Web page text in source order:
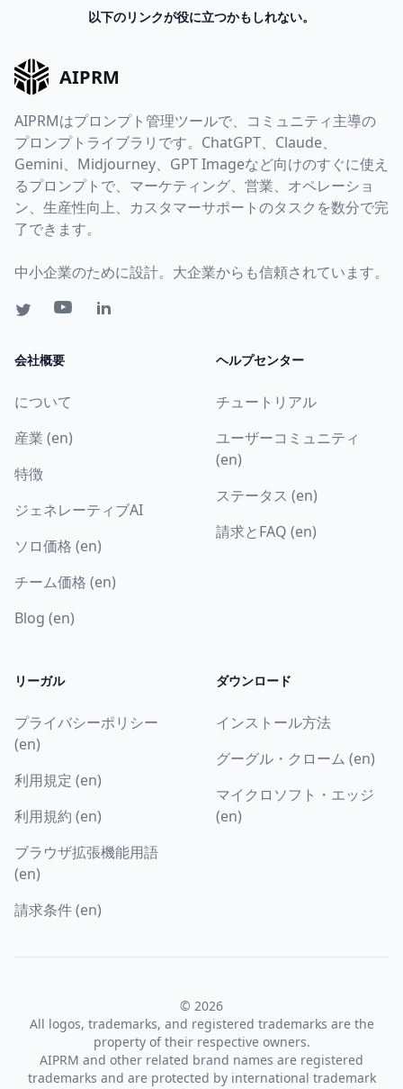
以下のリンクが役に立つかもしれない。
AIPRM
AIPRMはプロンプト管理ツールで、コミュニティ主導の
プロンプトライブラリです。ChatGPT、Claude、
Gemini、Midjourney、GPT Imageなど向けのすぐに使え
るプロンプトで、マーケティング、営業、オペレーショ
ン、生産性向上、カスタマーサポートのタスクを数分で完
了できます。
中小企業のために設計。大企業からも信頼されています。
会社概要
について
産業 (en)
特徴
ジェネレーティブAI
ソロ価格 (en)
チーム価格 (en)
Blog (en)
ヘルプセンター
チュートリアル
ユーザーコミュニティ
(en)
ステータス (en)
請求とFAQ (en)
リーガル
プライバシーポリシー
(en)
利用規定 (en)
利用規約 (en)
ブラウザ拡張機能用語
(en)
請求条件 (en)
ダウンロード
インストール方法
グーグル・クローム (en)
マイクロソフト・エッジ
(en)
© 2026
All logos, trademarks, and registered trademarks are the
property of their respective owners.
AIPRM and other related brand names are registered
trademarks and are protected by international trademark